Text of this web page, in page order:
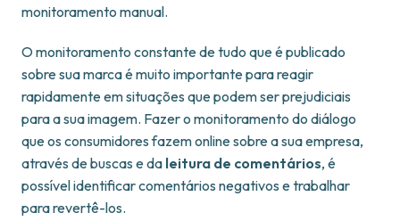
monitoramento manual.
O monitoramento constante de tudo que é publicado
sobre sua marca é muito importante para reagir
rapidamente em situações que podem ser prejudiciais
para a sua imagem. Fazer o monitoramento do diálogo
que os consumidores fazem online sobre a sua empresa,
através de buscas e da leitura de comentários, é
possível identificar comentários negativos e trabalhar
para revertê-los.